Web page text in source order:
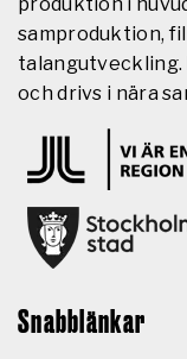
produktion i
samproduktion,
talangutveckling.
och drivs i nära
Snabblänkar